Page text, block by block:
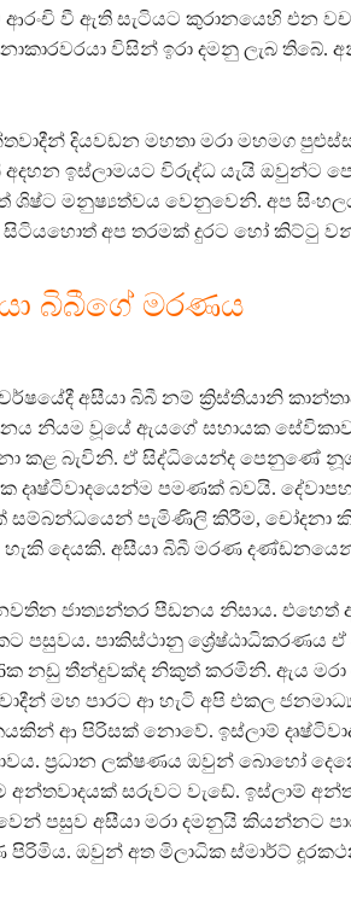
ආරංචි වී ඇති සැටියට කුරානයෙහි එන
විසින් ඉරා දමනු ලැබ තිබේ.
දියවඩන මහතා මරා මහමග
ඉස්ලාමයට විරුද්ධ යැයි ඔවුන්ට
ශිෂ්ට මනුෂ්‍යත්වය වෙනුවෙනි. අප
අප තරමක් දුරට හෝ කිට්ටු
බිබීගේ මරණය
වර්ෂයේදී අසීයා බිබී නම් ක්‍රිස්තියානි
නියම වූයේ ඇයගේ සහායක
කළ බැවිනි. ඒ සිද්ධියෙන්ද පෙනුණේ
දෘෂ්ටිවාදයෙන්ම පමණක් බවයි.
සම්බන්ධයෙන් පැමිණිලි කිරීම, චෝදනා
හැකි දෙයකි. අසීයා බිබී මරණ
ජාත්‍යන්තර පීඩනය නිසාය. එහෙත්
පසුවය. පාකිස්ථානු ශ්‍රේෂ්ඨාධිකරණය
නඩු තීන්දුවක්ද නිකුත් කරමිනි. ඇය මරා
මහ පාරට ආ හැටි අපි එකල
ආ පිරිසක් නොවේ. ඉස්ලාම්
ප්‍රධාන ලක්ෂණය ඔවුන් බොහෝ
අන්තවාදයක් සරුවට වැඩේ. ඉස්ලාම්
පසුව අසීයා මරා දමනුයි කියන්නට
ඔවුන් අත මිලාධික ස්මාර්ට්